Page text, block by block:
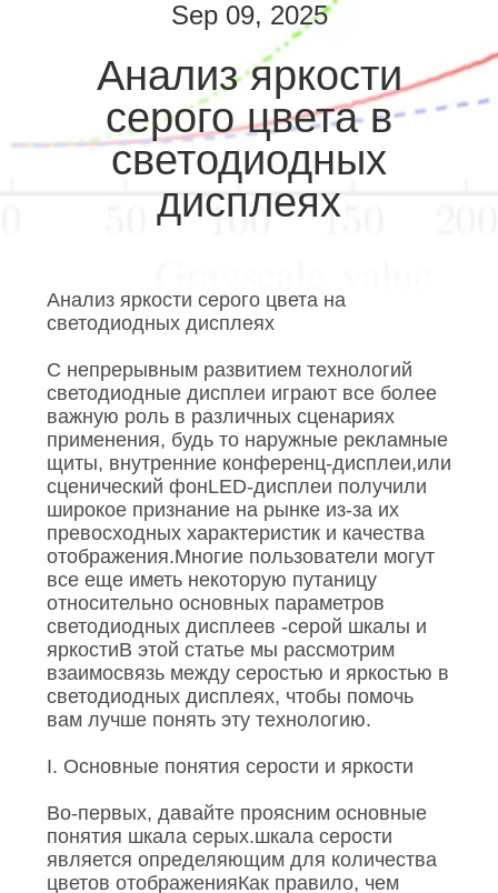
КОНТРОЛЬ
СВЯЖИТЕСЬ
С
СЛУЧАИ
БЛОГ
ЗАПРОСИТЕ
ЦИТАТУ
КАРТА
САЙТА
ПОЛИТИКА
Sep 09, 2025
Анализ яркости
серого цвета в
светодиодных
дисплеях
Анализ яркости серого цвета на
светодиодных дисплеях
С непрерывным развитием технологий
светодиодные дисплеи играют все более
важную роль в различных сценариях
применения, будь то наружные рекламные
щиты, внутренние конференц-дисплеи,или
сценический фонLED-дисплеи получили
широкое признание на рынке из-за их
превосходных характеристик и качества
отображения.Многие пользователи могут
все еще иметь некоторую путаницу
относительно основных параметров
светодиодных дисплеев -серой шкалы и
яркостиВ этой статье мы рассмотрим
взаимосвязь между серостью и яркостью в
светодиодных дисплеях, чтобы помочь
вам лучше понять эту технологию.
I. Основные понятия серости и яркости
Во-первых, давайте проясним основные
понятия шкала серых.шкала серости
является определяющим для количества
цветов отображенияКак правило, чем